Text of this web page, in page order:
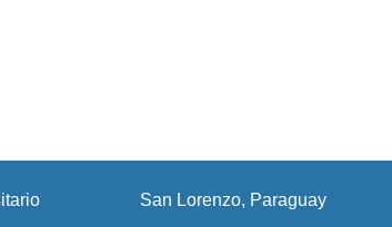
San Lorenzo, Paraguay